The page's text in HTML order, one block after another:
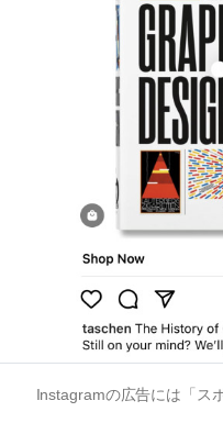
Instagramの広告には「ス